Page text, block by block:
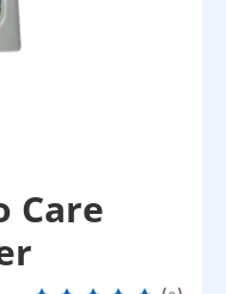
Care